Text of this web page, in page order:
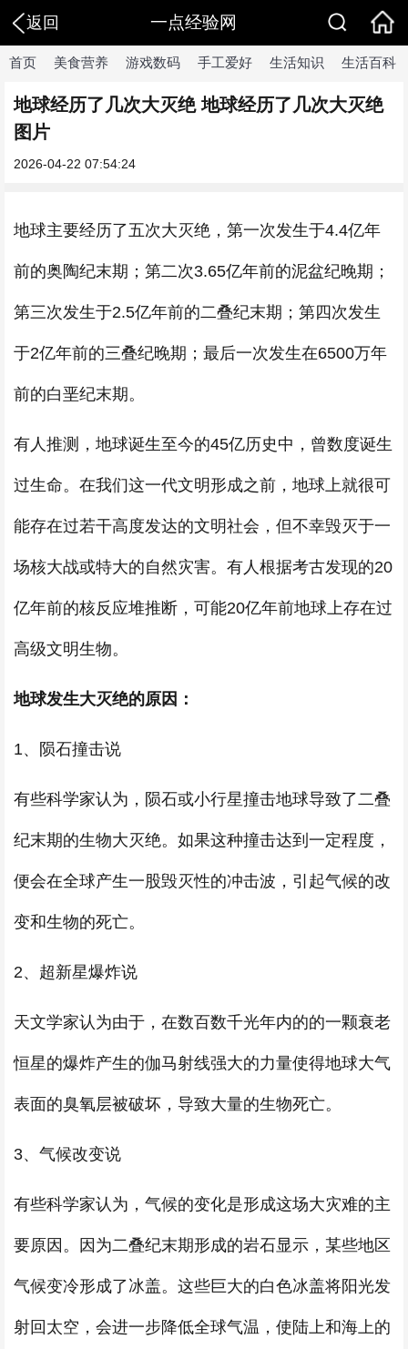
返回 一点经验网
首页 美食营养 游戏数码 手工爱好 生活知识 生活百科
地球经历了几次大灭绝 地球经历了几次大灭绝
图片
2026-04-22 07:54:24
地球主要经历了五次大灭绝，第一次发生于4.4亿年
前的奥陶纪末期；第二次3.65亿年前的泥盆纪晚期；
第三次发生于2.5亿年前的二叠纪末期；第四次发生
于2亿年前的三叠纪晚期；最后一次发生在6500万年
前的白垩纪末期。
有人推测，地球诞生至今的45亿历史中，曾数度诞生
过生命。在我们这一代文明形成之前，地球上就很可
能存在过若干高度发达的文明社会，但不幸毁灭于一
场核大战或特大的自然灾害。有人根据考古发现的20
亿年前的核反应堆推断，可能20亿年前地球上存在过
高级文明生物。
地球发生大灭绝的原因：
1、陨石撞击说
有些科学家认为，陨石或小行星撞击地球导致了二叠
纪末期的生物大灭绝。如果这种撞击达到一定程度，
便会在全球产生一股毁灭性的冲击波，引起气候的改
变和生物的死亡。
2、超新星爆炸说
天文学家认为由于，在数百数千光年内的的一颗衰老
恒星的爆炸产生的伽马射线强大的力量使得地球大气
表面的臭氧层被破坏，导致大量的生物死亡。
3、气候改变说
有些科学家认为，气候的变化是形成这场大灾难的主
要原因。因为二叠纪末期形成的岩石显示，某些地区
气候变冷形成了冰盖。这些巨大的白色冰盖将阳光发
射回太空，会进一步降低全球气温，使陆上和海上的